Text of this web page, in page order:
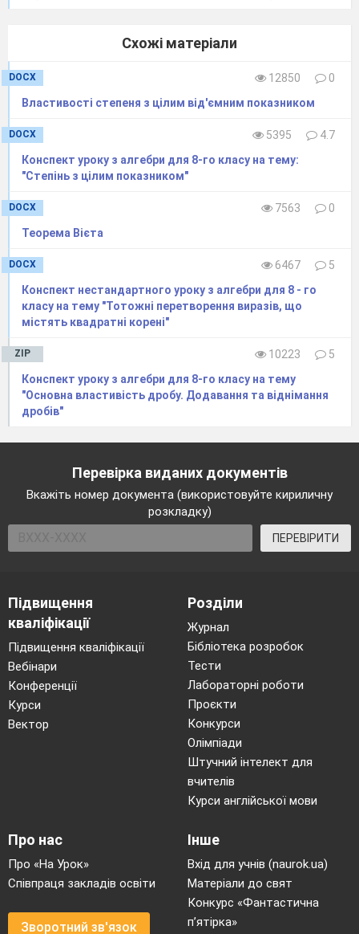
Схожі матеріали
DOCX 12850
0
Властивості степеня з цілим від'ємним показником
DOCX 5395
4.7
Конспект уроку з алгебри для 8-го класу на тему:
"Степінь з цілим показником"
DOCX 7563
0
Теорема Вієта
DOCX 6467
5
Конспект нестандартного уроку з алгебри для 8 - го
класу на тему "Тотожні перетворення виразів, що
містять квадратні корені"
ZIP 10223
5
Конспект уроку з алгебри для 8-го класу на тему
"Основна властивість дробу. Додавання та віднімання
дробів"
Перевірка виданих документів
Вкажіть номер документа (використовуйте кириличну
розкладку)
ПЕРЕВІРИТИ
Підвищення
кваліфікації
Підвищення кваліфікації
Вебінари
Конференції
Курси
Вектор
Розділи
Журнал
Бібліотека розробок
Тести
Лабораторні роботи
Проєкти
Конкурси
Олімпіади
Штучний інтелект для
вчителів
Курси англійської мови
Про нас
Про «На Урок»
Співпраця закладів освіти
Зворотний зв'язок
Інше
Вхід для учнів (naurok.ua)
Матеріали до свят
Конкурс «Фантастична
п’ятірка»